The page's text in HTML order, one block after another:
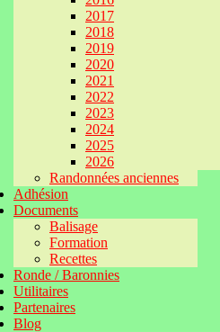
2017
2018
2019
2020
2021
2022
2023
2024
2025
2026
Randonnées anciennes
Adhésion
Documents
Balisage
Formation
Recettes
Ronde / Baronnies
Utilitaires
Partenaires
Blog